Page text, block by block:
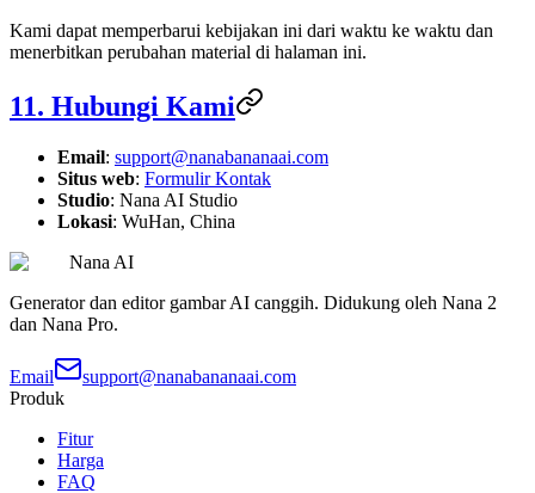
Kami dapat memperbarui kebijakan ini dari waktu ke waktu dan
menerbitkan perubahan material di halaman ini.
11. Hubungi Kami
Email: support@nanabananaai.com
Situs web: Formulir Kontak
Studio: Nana AI Studio
Lokasi: WuHan, China
Nana AI
Generator dan editor gambar AI canggih. Didukung oleh Nana 2
dan Nana Pro.
Email
support@nanabananaai.com
Produk
Fitur
Harga
FAQ